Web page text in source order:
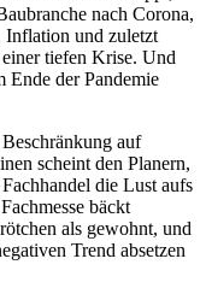
nach Corona,
und zuletzt
tiefen Krise. Und
Ende der Pandemie
auf
scheint den Planern,
die Lust aufs
bäckt
als gewohnt, und
Trend absetzen